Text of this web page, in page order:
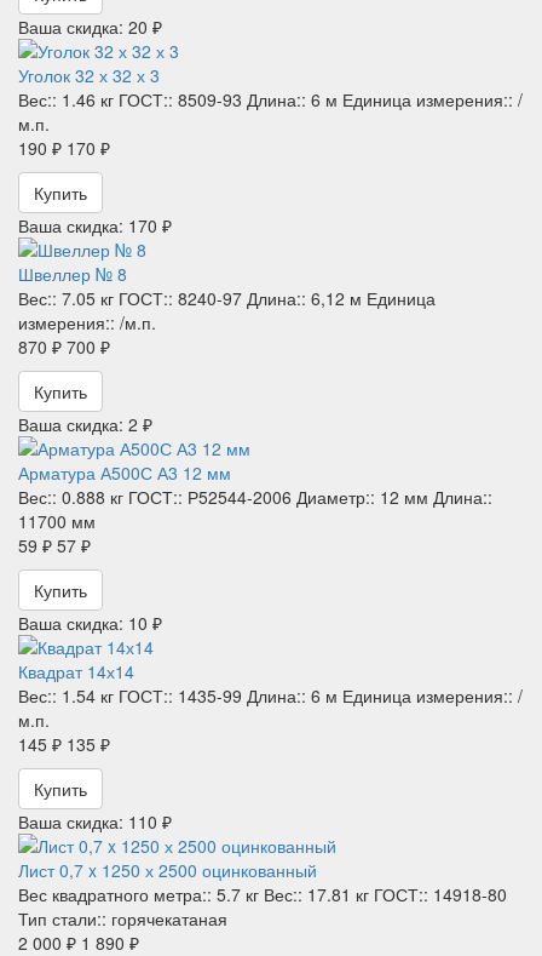
Ваша скидка: 20 ₽
Уголок 32 х 32 х 3
Вес:: 1.46 кг ГОСТ:: 8509-93 Длина:: 6 м Единица измерения:: /
м.п.
190 ₽ 170 ₽
Купить
Ваша скидка: 170 ₽
Швеллер № 8
Вес:: 7.05 кг ГОСТ:: 8240-97 Длина:: 6,12 м Единица
измерения:: /м.п.
870 ₽ 700 ₽
Купить
Ваша скидка: 2 ₽
Арматура А500С А3 12 мм
Вес:: 0.888 кг ГОСТ:: Р52544-2006 Диаметр:: 12 мм Длина::
11700 мм
59 ₽ 57 ₽
Купить
Ваша скидка: 10 ₽
Квадрат 14х14
Вес:: 1.54 кг ГОСТ:: 1435-99 Длина:: 6 м Единица измерения:: /
м.п.
145 ₽ 135 ₽
Купить
Ваша скидка: 110 ₽
Лист 0,7 x 1250 х 2500 оцинкованный
Вес квадратного метра:: 5.7 кг Вес:: 17.81 кг ГОСТ:: 14918-80
Тип стали:: горячекатаная
2 000 ₽ 1 890 ₽